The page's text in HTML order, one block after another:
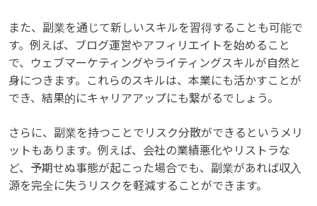
また、副業を通じて新しいスキルを習得することも可能で
す。例えば、ブログ運営やアフィリエイトを始めること
で、ウェブマーケティングやライティングスキルが自然と
身につきます。これらのスキルは、本業にも活かすことが
でき、結果的にキャリアアップにも繋がるでしょう。
さらに、副業を持つことでリスク分散ができるというメリ
ットもあります。例えば、会社の業績悪化やリストラな
ど、予期せぬ事態が起こった場合でも、副業があれば収入
源を完全に失うリスクを軽減することができます。